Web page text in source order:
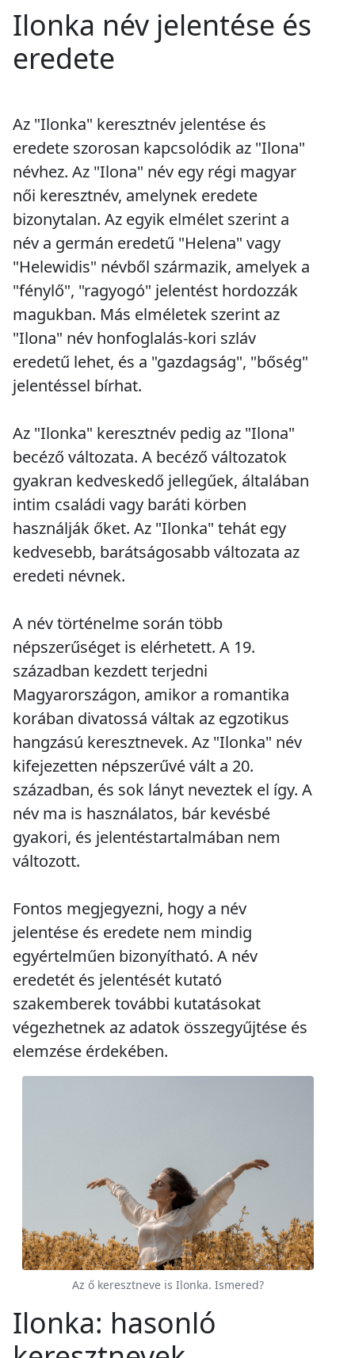
Ilonka név jelentése és
eredete
Az "Ilonka" keresztnév jelentése és
eredete szorosan kapcsolódik az "Ilona"
névhez. Az "Ilona" név egy régi magyar
női keresztnév, amelynek eredete
bizonytalan. Az egyik elmélet szerint a
név a germán eredetű "Helena" vagy
"Helewidis" névből származik, amelyek a
"fénylő", "ragyogó" jelentést hordozzák
magukban. Más elméletek szerint az
"Ilona" név honfoglalás-kori szláv
eredetű lehet, és a "gazdagság", "bőség"
jelentéssel bírhat.
Az "Ilonka" keresztnév pedig az "Ilona"
becéző változata. A becéző változatok
gyakran kedveskedő jellegűek, általában
intim családi vagy baráti körben
használják őket. Az "Ilonka" tehát egy
kedvesebb, barátságosabb változata az
eredeti névnek.
A név történelme során több
népszerűséget is elérhetett. A 19.
században kezdett terjedni
Magyarországon, amikor a romantika
korában divatossá váltak az egzotikus
hangzású keresztnevek. Az "Ilonka" név
kifejezetten népszerűvé vált a 20.
században, és sok lányt neveztek el így. A
név ma is használatos, bár kevésbé
gyakori, és jelentéstartalmában nem
változott.
Fontos megjegyezni, hogy a név
jelentése és eredete nem mindig
egyértelműen bizonyítható. A név
eredetét és jelentését kutató
szakemberek további kutatásokat
végezhetnek az adatok összegyűjtése és
elemzése érdekében.
Az ő keresztneve is Ilonka. Ismered?
Ilonka: hasonló